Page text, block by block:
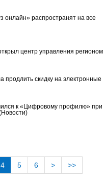
онлайн» распространят на все
центр управления регионом
продлить скидку на электронные
к «Цифровому профилю» при
4 5 6 > >>